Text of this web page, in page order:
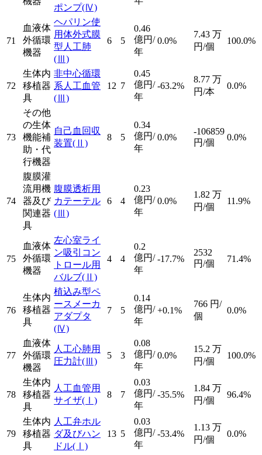
ポンプ(Ⅳ)
71
血液体
外循環
機器
ヘパリン使
用体外式膜
型人工肺
(Ⅲ)
6 5
0.46
億円/
年
0.0%
7.43 万
円/個
100.0%
72
生体内
移植器
具
非中心循環
系人工血管
(Ⅲ)
12 7
0.45
億円/
年
-63.2%
8.77 万
円/本
0.0%
73
その他
の生体
機能補
助・代
行機器
自己血回収
装置(Ⅱ)
8 5
0.34
億円/
年
0.0%
-106859
円/個
0.0%
74
腹膜灌
流用機
器及び
関連器
具
腹膜透析用
カテーテル
(Ⅲ)
6 4
0.23
億円/
年
0.0%
1.82 万
円/個
11.9%
75
血液体
外循環
機器
左心室ライ
ン吸引コン
トロール用
バルブ(Ⅱ)
4 4
0.2
億円/
年
-17.7%
2532
円/個
71.4%
76
生体内
移植器
具
植込み型ペ
ースメーカ
アダプタ
(Ⅳ)
7 5
0.14
億円/
年
+0.1%
766 円/
個
0.0%
77
血液体
外循環
機器
人工心肺用
圧力計(Ⅲ)
5 3
0.08
億円/
年
0.0%
15.2 万
円/個
100.0%
78
生体内
移植器
具
人工血管用
サイザ(Ⅰ)
8 7
0.03
億円/
年
-35.5%
1.84 万
円/個
96.4%
79
生体内
移植器
具
人工弁ホル
ダ及びハン
ドル(Ⅰ)
13 5
0.03
億円/
年
-53.4%
1.13 万
円/個
0.0%